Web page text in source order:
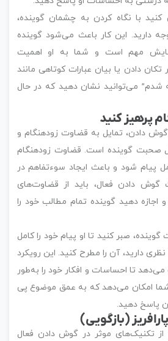
با نگاه کردن به چشمان گوینده،
دارید. این کار باعث می‌شود گوینده
مهم است و شما به او اهمیت
دادن یا بیان عبارات کوتاهی مانند
می‌توانید نشان دهید که در حال
پرهیز کنید
دادن، تمایل به قضاوت زودهنگام و
صحبت گوینده است. قضاوت زودهنگام
پیام شود و باعث ایجاد سوءتفاهم در
گوش دادن فعال، باید از قضاوت‌های
اجازه دهید گوینده تمام مطالب خود را
صبر کنید تا او پیام خود را کامل
دارید، آن را مطرح کنید. این رویکرد
تا احساسات و افکار خود را به‌طور
امکان می‌دهد که به عمق موضوع پی
پاسخ دهید.
(بازگویی)
از تکنیک‌های موثر در گوش دادن فعال